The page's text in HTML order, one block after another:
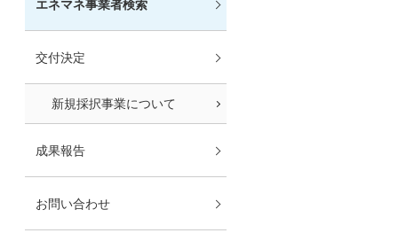
エネマネ事業者検索
交付決定
新規採択事業について
成果報告
お問い合わせ